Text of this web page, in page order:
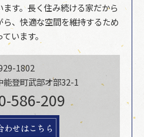
す。長く住み続ける家だから
、快適な空間を維持するため
います。
1802
能登町武部オ部32-1
586-209
わせはこちら